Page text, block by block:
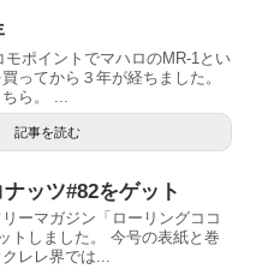
モポイントでマハロのMR-1とい
ってから３年が経ちました。
ら。 ...
記事を読む
ッツ#82をゲット
ーマガジン「ローリングココ
トしました。 今号の表紙と巻
レレ界では...